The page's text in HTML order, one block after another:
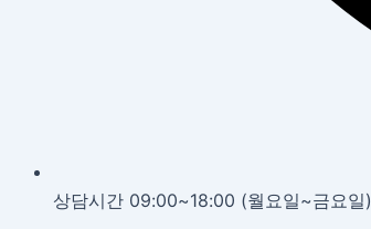
상담시간 09:00~18:00 (월요일~금요일)